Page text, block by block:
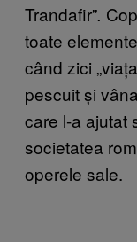
Trandafir”.
toate
când zici
pescuit și
care l-a ajutat
societatea
operele sale.